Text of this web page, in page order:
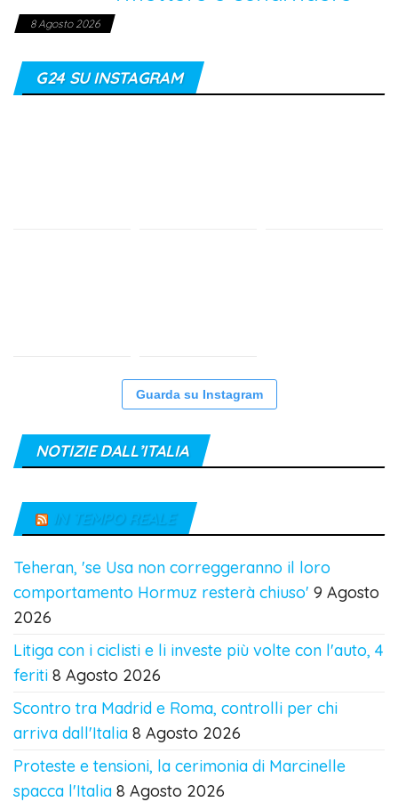
8 Agosto 2026
G24 SU INSTAGRAM
Guarda su Instagram
NOTIZIE DALL’ITALIA
IN TEMPO REALE
Teheran, 'se Usa non correggeranno il loro
comportamento Hormuz resterà chiuso' 9 Agosto
2026
Litiga con i ciclisti e li investe più volte con l'auto, 4
feriti 8 Agosto 2026
Scontro tra Madrid e Roma, controlli per chi
arriva dall'Italia 8 Agosto 2026
Proteste e tensioni, la cerimonia di Marcinelle
spacca l'Italia 8 Agosto 2026